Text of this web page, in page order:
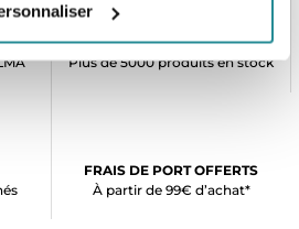
STOCK EN TEMPS RÉEL
Plus de 5000 produits en stock
FRAIS DE PORT OFFERTS
À partir de 99€ d’achat*